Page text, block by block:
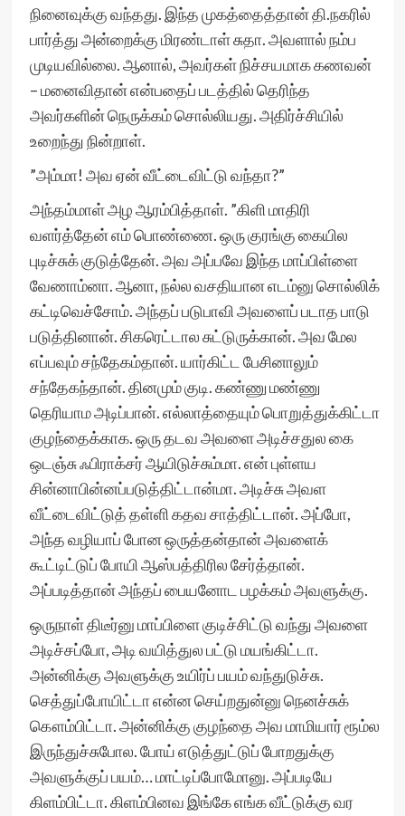
நினைவுக்கு வந்தது. இந்த முகத்தைத்தான் தி.நகரில்
பார்த்து அன்றைக்கு மிரண்டாள் சுதா. அவளால் நம்ப
முடியவில்லை. ஆனால், அவர்கள் நிச்சயமாக கணவன்
– மனைவிதான் என்பதைப் படத்தில் தெரிந்த
அவர்களின் நெருக்கம் சொல்லியது. அதிர்ச்சியில்
உறைந்து நின்றாள்.
”அம்மா! அவ ஏன் வீட்டைவிட்டு வந்தா?”
அந்தம்மாள் அழ ஆரம்பித்தாள். ”கிளி மாதிரி
வளர்த்தேன் எம் பொண்ணை. ஒரு குரங்கு கையில
புடிச்சுக் குடுத்தேன். அவ அப்பவே இந்த மாப்பிள்ளை
வேணாம்னா. ஆனா, நல்ல வசதியான எடம்னு சொல்லிக்
கட்டிவெச்சோம். அந்தப் படுபாவி அவளைப் படாத பாடு
படுத்தினான். சிகரெட்டால சுட்டுருக்கான். அவ மேல
எப்பவும் சந்தேகம்தான். யார்கிட்ட பேசினாலும்
சந்தேகந்தான். தினமும் குடி. கண்ணு மண்ணு
தெரியாம அடிப்பான். எல்லாத்தையும் பொறுத்துக்கிட்டா
குழந்தைக்காக. ஒரு தடவ அவளை அடிச்சதுல கை
ஒடஞ்சு ஃபிராக்சர் ஆயிடுச்சும்மா. என் புள்ளய
சின்னாபின்னப்படுத்திட்டான்மா. அடிச்சு அவள
வீட்டைவிட்டுத் தள்ளி கதவ சாத்திட்டான். அப்போ,
அந்த வழியாப் போன ஒருத்தன்தான் அவளைக்
கூட்டிட்டுப் போயி ஆஸ்பத்திரில சேர்த்தான்.
அப்படித்தான் அந்தப் பையனோட பழக்கம் அவளுக்கு.
ஒருநாள் திடீர்னு மாப்பிளை குடிச்சிட்டு வந்து அவளை
அடிச்சப்போ, அடி வயித்துல பட்டு மயங்கிட்டா.
அன்னிக்கு அவளுக்கு உயிர்ப் பயம் வந்துடுச்சு.
செத்துப்போயிட்டா என்ன செய்றதுன்னு நெனச்சுக்
கௌம்பிட்டா. அன்னிக்கு குழந்தை அவ மாமியார் ரூம்ல
இருந்துச்சுபோல. போய் எடுத்துட்டுப் போறதுக்கு
அவளுக்குப் பயம்… மாட்டிப்போமோனு. அப்படியே
கிளம்பிட்டா. கிளம்பினவ இங்கே எங்க வீட்டுக்கு வர